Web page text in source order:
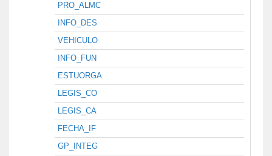
PRO_ALMC
INFO_DES
VEHICULO
INFO_FUN
ESTUORGA
LEGIS_CO
LEGIS_CA
FECHA_IF
GP_INTEG